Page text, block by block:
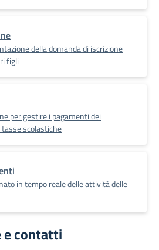
della domanda di iscrizione
figli
per gestire i pagamenti dei
scolastiche
in tempo reale delle attività delle
e contatti